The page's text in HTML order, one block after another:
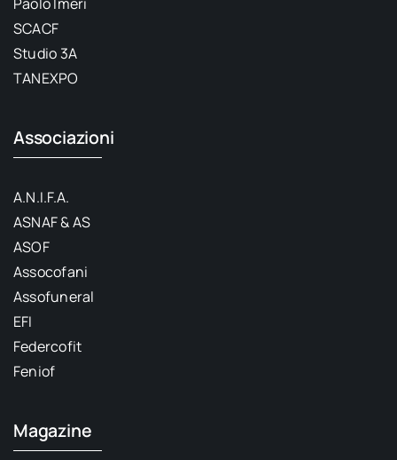
SCACF
Studio 3A
TANEXPO
Associazioni
A.N.I.F.A.
ASNAF & AS
ASOF
Assocofani
Assofuneral
EFI
Federcofit
Feniof
Magazine